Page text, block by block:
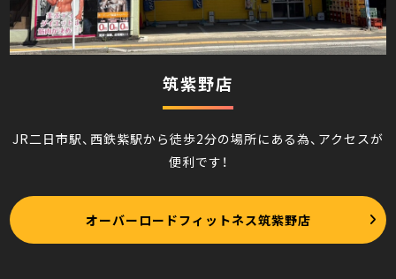
筑紫野店
JR二日市駅、西鉄紫駅から徒歩2分の場所にある為、アクセスが
便利です！
オーバーロードフィットネス筑紫野店